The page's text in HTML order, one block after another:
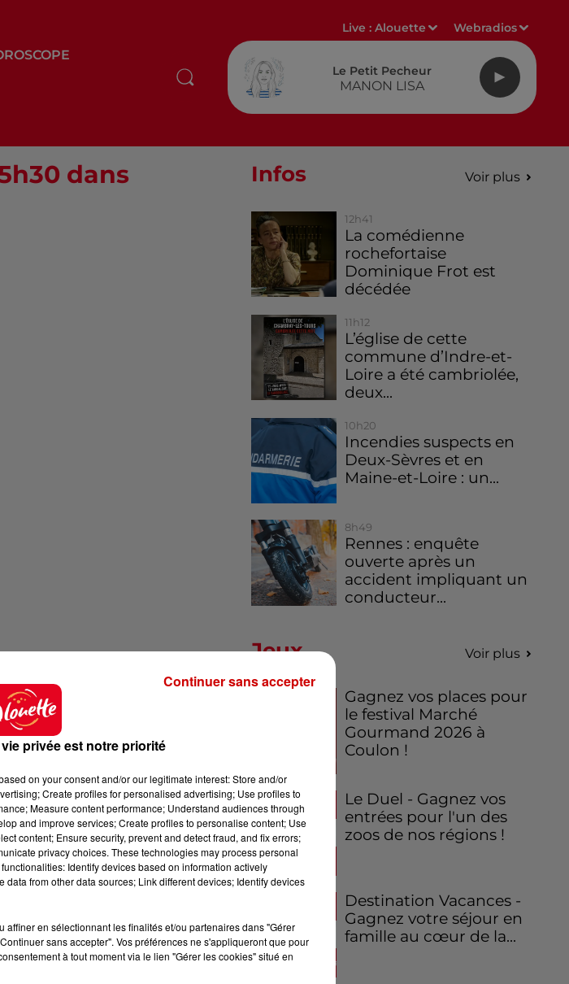
Live :Alouette Webradios
Le Petit Pecheur
MANON LISA
dans
Infos Voir plus
12h41
La comédienne
rochefortaise
Dominique Frot est
décédée
11h12
L’église de cette
commune d’Indre-et-
Loire a été cambriolée,
deux...
10h20
Incendies suspects en
Deux-Sèvres et en
Maine-et-Loire : un...
8h49
Rennes : enquête
ouverte après un
accident impliquant un
conducteur...
Jeux Voir plus
Gagnez vos places pour
le festival Marché
Gourmand 2026 à
Coulon !
Le Duel - Gagnez vos
entrées pour l'un des
zoos de nos régions !
Destination Vacances -
Gagnez votre séjour en
famille au cœur de la...
privée est notre priorité
on your consent and/or our legitimate interest: Store and/or
Create profiles for personalised advertising; Use profiles to
Measure content performance; Understand audiences through
and improve services; Create profiles to personalise content; Use
content; Ensure security, prevent and detect fraud, and fix errors;
privacy choices. These technologies may process personal
Identify devices based on information actively
from other data sources; Link different devices; Identify devices
affiner en sélectionnant les finalités et/ou partenaires dans "Gérer
sans accepter". Vos préférences ne s'appliqueront que pour
à tout moment via le lien "Gérer les cookies" situé en
Continuer sans accepter